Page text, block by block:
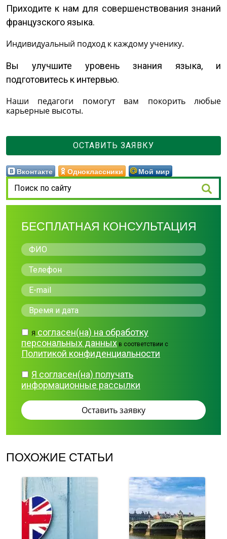
Приходите к нам для совершенствования знаний
французского языка.
Индивидуальный подход к каждому ученику.
Вы улучшите уровень знания языка, и
подготовитесь к интервью.
Наши педагоги помогут вам покорить любые
карьерные высоты.
ОСТАВИТЬ ЗАЯВКУ
Вконтакте Одноклассники Мой мир
БЕСПЛАТНАЯ КОНСУЛЬТАЦИЯ
Я согласен(на) на обработку
персональных данных в соответствии с
Политикой конфиденциальности
Я согласен(на) получать
информационные рассылки
ПОХОЖИЕ СТАТЬИ